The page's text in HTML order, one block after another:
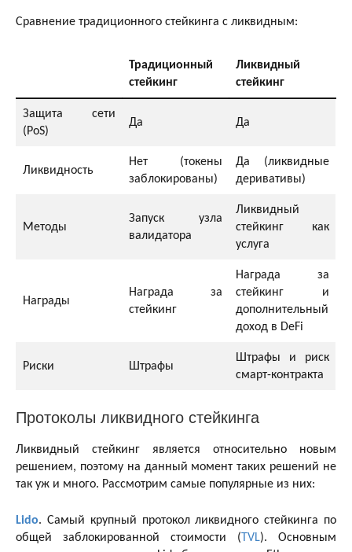
Сравнение традиционного стейкинга с ликвидным:
Традиционный
стейкинг
Ликвидный
стейкинг
Защита сети
(PoS)
Да Да
Ликвидность
Нет (токены
заблокированы)
Да (ликвидные
деривативы)
Методы
Запуск узла
валидатора
Ликвидный
стейкинг как
услуга
Награды
Награда за
стейкинг
Награда за
стейкинг и
дополнительный
доход в DeFi
Риски Штрафы
Штрафы и риск
смарт-контракта
Протоколы ликвидного стейкинга
Ликвидный стейкинг является относительно новым
решением, поэтому на данный момент таких решений не
так уж и много. Рассмотрим самые популярные из них:
Lido. Самый крупный протокол ликвидного стейкинга по
общей заблокированной стоимости ( TVL). Основным